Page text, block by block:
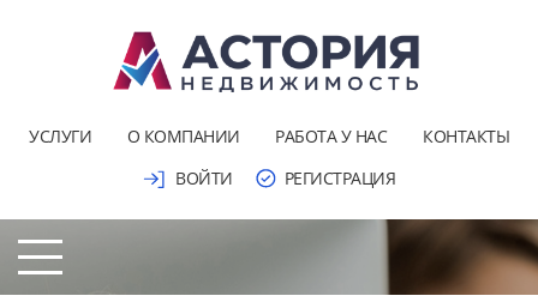
УСЛУГИ О КОМПАНИИ РАБОТА У НАС
КОНТАКТЫ
ВОЙТИ
РЕГИСТРАЦИЯ